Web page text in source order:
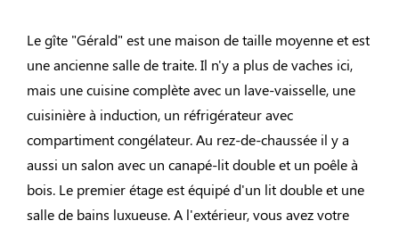
Le gîte "Gérald" est une maison de taille moyenne et est
une ancienne salle de traite. Il n'y a plus de vaches ici,
mais une cuisine complète avec un lave-vaisselle, une
cuisinière à induction, un réfrigérateur avec
compartiment congélateur. Au rez-de-chaussée il y a
aussi un salon avec un canapé-lit double et un poêle à
bois. Le premier étage est équipé d'un lit double et une
salle de bains luxueuse. A l'extérieur, vous avez votre